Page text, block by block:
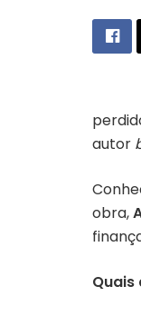
autor
obra,